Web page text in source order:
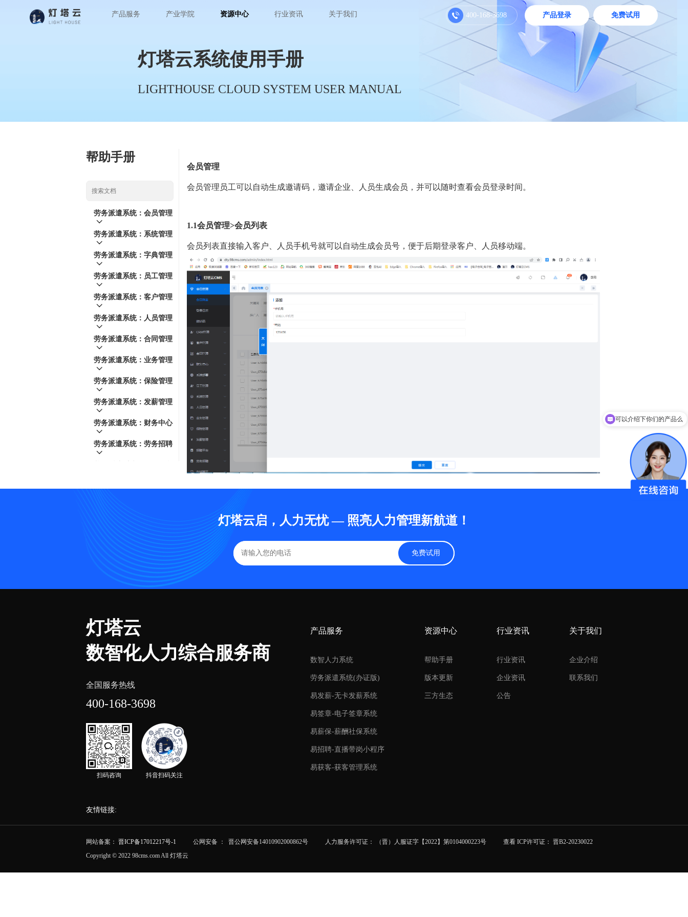
产品服务 产业学院 资源中心 行业资讯 关于我们 400-168-3698 产品登录 免费试用
灯塔云系统使用手册
LIGHTHOUSE CLOUD SYSTEM USER MANUAL
帮助手册
劳务派遣系统：会员管理
劳务派遣系统：系统管理
劳务派遣系统：字典管理
劳务派遣系统：员工管理
劳务派遣系统：客户管理
劳务派遣系统：人员管理
劳务派遣系统：合同管理
劳务派遣系统：业务管理
劳务派遣系统：保险管理
劳务派遣系统：发薪管理
劳务派遣系统：财务中心
劳务派遣系统：劳务招聘
理
劳务派遣系统：通知管理
劳务派遣系统：第三方配
典型合作案例
会员管理
会员管理员工可以自动生成邀请码，邀请企业、人员生成会员，并可以随时查看会员登录时间。
1.1会员管理>会员列表
会员列表直接输入客户、人员手机号就可以自动生成会员号，便于后期登录客户、人员移动端。
灯塔云启，人力无忧 — 照亮人力管理新航道！
免费试用
灯塔云
数智化人力综合服务商
全国服务热线
400-168-3698
扫码咨询 抖音扫码关注
产品服务
数智人力系统
劳务派遣系统(办证版)
易发薪-无卡发薪系统
易签章-电子签章系统
易薪保-薪酬社保系统
易招聘-直播带岗小程序
易获客-获客管理系统
资源中心
帮助手册
版本更新
三方生态
行业资讯
行业资讯
企业资讯
公告
关于我们
企业介绍
联系我们
友情链接:
网站备案： 晋ICP备17012217号-1 公网安备 ： 晋公网安备14010902000862号 人力服务许可证： （晋）人服证字【2022】第0104000223号
查看 ICP许可证： 晋B2-20230022
Copyright © 2022 98cms.com All 灯塔云
可以介绍下你们的产品么